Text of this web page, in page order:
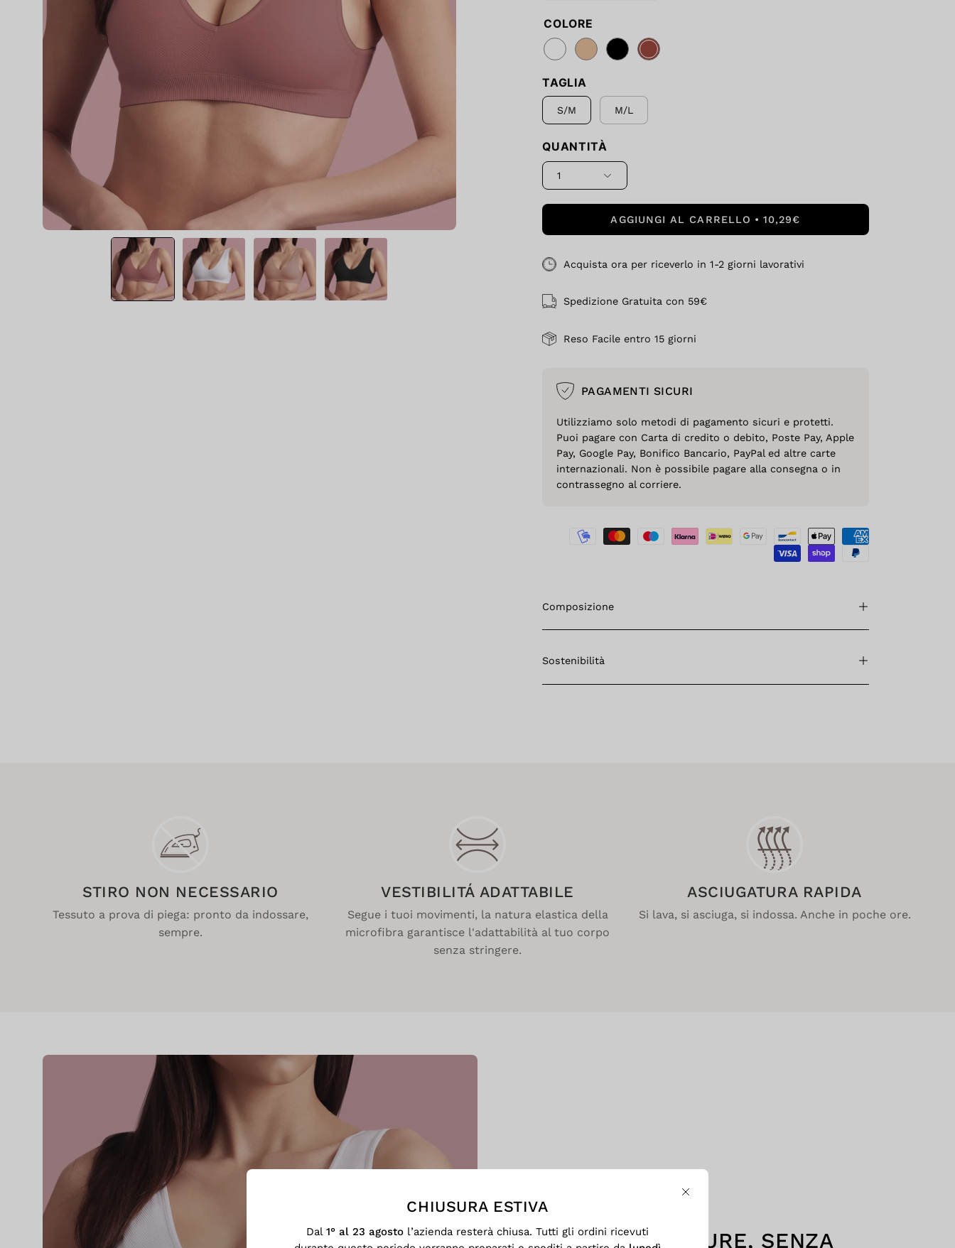
CHIUSURA ESTIVA
Dal 1° al 23 agosto l’azienda resterà chiusa. Tutti gli ordini ricevuti
Chiudi
COLORE
TAGLIA
S/M M/L
QUANTITÀ
1
AGGIUNGI AL CARRELLO 10,29€
Acquista ora per riceverlo in 1-2 giorni lavorativi
Spedizione Gratuita con 59€
Reso Facile entro 15 giorni
PAGAMENTI SICURI
Utilizziamo solo metodi di pagamento sicuri e protetti.
Puoi pagare con Carta di credito o debito, Poste Pay, Apple
Pay, Google Pay, Bonifico Bancario, PayPal ed altre carte
internazionali. Non è possibile pagare alla consegna o in
contrassegno al corriere.
Composizione
Sostenibilità
STIRO NON NECESSARIO
Tessuto a prova di piega: pronto da indossare,
sempre.
VESTIBILITÁ ADATTABILE
Segue i tuoi movimenti, la natura elastica della
microfibra garantisce l'adattabilità al tuo corpo
senza stringere.
ASCIUGATURA RAPIDA
Si lava, si asciuga, si indossa. Anche in poche ore.
SENZA CUCITURE, SENZA